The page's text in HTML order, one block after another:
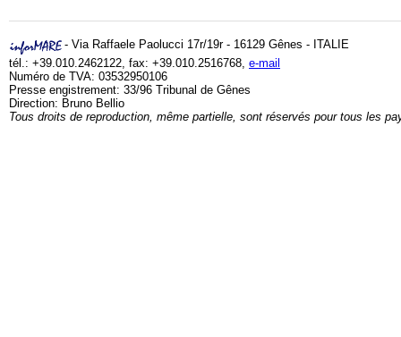
- Via Raffaele Paolucci 17r/19r - 16129 Gênes - ITALIE
tél.: +39.010.2462122, fax: +39.010.2516768, e-mail
Numéro de TVA: 03532950106
Presse engistrement: 33/96 Tribunal de Gênes
Direction: Bruno Bellio
Tous droits de reproduction, même partielle, sont réservés pour tous les